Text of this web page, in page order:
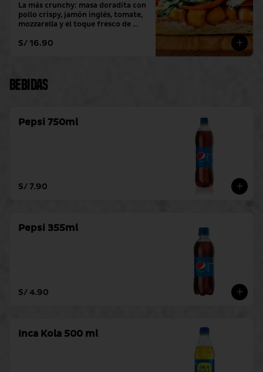
La más crunchy: masa doradita con
pollo crispy, jamón inglés, tomate,
mozzarella y el toque fresco de
S/ 16.90
Bebidas
Pepsi 750ml
S/ 7.90
Pepsi 355ml
S/ 4.90
Inca Kola 500 ml